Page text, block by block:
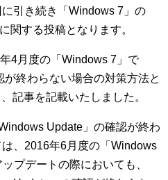
引き続き「Windows 7」の
関する投稿となります。
4月度の「Windows 7」で
が終わらない場合の対策方法と
記事を記載いたしました。
Update」の確認が終わ
、2016年6月度の「Windows
プデートの際においても、